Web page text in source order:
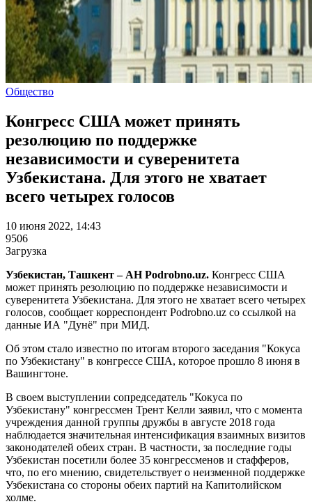
Общество
Конгресс США может принять
резолюцию по поддержке
независимости и суверенитета
Узбекистана. Для этого не хватает
всего четырех голосов
10 июня 2022, 14:43
9506
Загрузка
Узбекистан, Ташкент – АН Podrobno.uz. Конгресс США
может принять резолюцию по поддержке независимости и
суверенитета Узбекистана. Для этого не хватает всего четырех
голосов, сообщает корреспондент Podrobno.uz со ссылкой на
данные ИА "Дунё" при МИД.
Об этом стало известно по итогам второго заседания "Кокуса
по Узбекистану" в конгрессе США, которое прошло 8 июня в
Вашингтоне.
В своем выступлении сопредседатель "Кокуса по
Узбекистану" конгрессмен Трент Келли заявил, что с момента
учреждения данной группы дружбы в августе 2018 года
наблюдается значительная интенсификация взаимных визитов
законодателей обеих стран. В частности, за последние годы
Узбекистан посетили более 35 конгрессменов и стафферов,
что, по его мнению, свидетельствует о неизменной поддержке
Узбекистана со стороны обеих партий на Капитолийском
холме.